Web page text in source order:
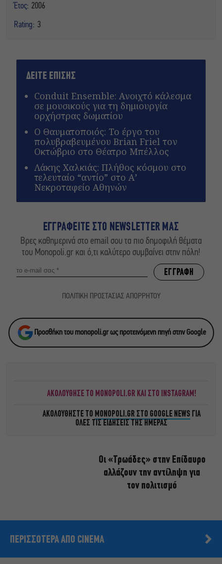
Έτος: 2006
Rating: 3
ΔΕΙΤΕ ΕΠΙΣΗΣ
Conduit Ensemble: Ανοιχτό κάλεσμα
σε μουσικούς για τη δημιουργία
ορχήστρας δωματίου
Ο Θαυματοποιός: Το έργο του
πολυβραβευμένου Brian Friel τον
Οκτώβριο στο Θέατρο Μπέλλος
Λάκης Χαλκιάς: Πλήθος κόσμου στο
τελευταίο “αντίο” στο Α’
Νεκροταφείο Αθηνών
ΕΓΓΡΑΦΕΙΤΕ ΣΤΟ NEWSLETTER ΜΑΣ
Βρες καθημερινά στο email σου τα πιο δημοφιλή θέματα
του Monopoli.gr και ό,τι καλύτερο συμβαίνει στην πόλη!
ΠΟΛΙΤΙΚΗ ΠΡΟΣΤΑΣΙΑΣ ΑΠΟΡΡΗΤΟΥ
Προσθήκη του monopoli.gr ως προτεινόμενη πηγή στην Google
ΑΚΟΛΟΥΘΗΣΕ ΤΟ MONOPOLI.GR ΚΑΙ ΣΤΟ INSTAGRAM!
ΑΚΟΛΟΥΘΗΣΤΕ ΤΟ MONOPOLI.GR ΣΤΟ GOOGLE NEWS ΓΙΑ
ΟΛΕΣ ΤΙΣ ΕΙΔΗΣΕΙΣ ΤΗΣ ΗΜΕΡΑΣ
Οι «Τρωάδες» στην Επίδαυρο
αλλάζουν την αντίληψη για
τον πολιτισμό
ΠΕΡΙΣΣΟΤΕΡΑ ΑΠΟ CINEMA